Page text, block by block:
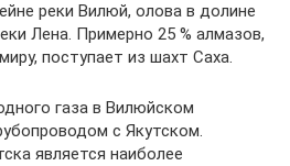
реки Вилюй, олова в долине
Лена. Примерно 25 % алмазов,
поступает из шахт Саха.
газа в Вилюйском
с Якутском.
является наиболее